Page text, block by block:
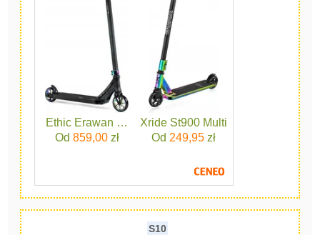
Ethic Erawan V2 S Neochrome
Od 859,00zł
Xride St900 Multi
Od 249,95zł
S10